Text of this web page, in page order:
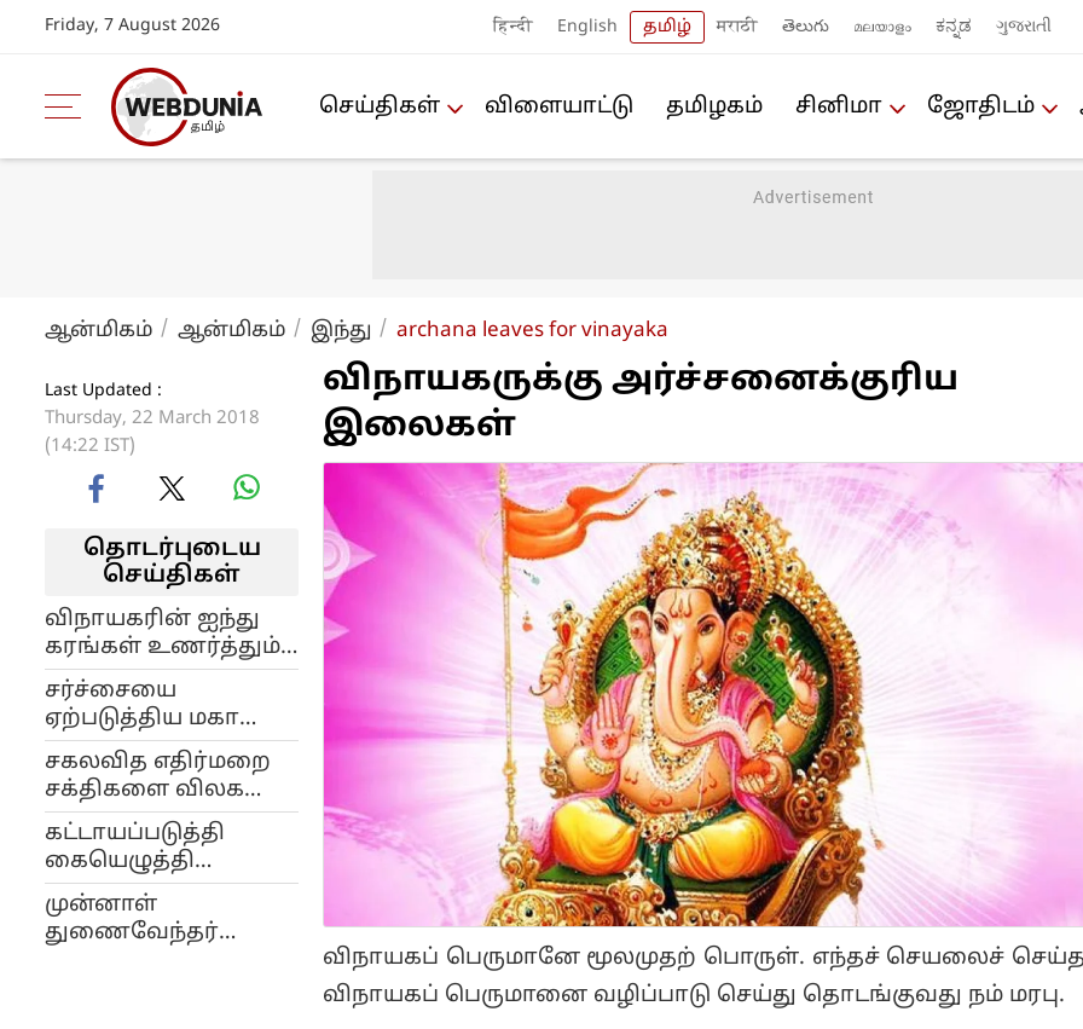
Friday, 7 August 2026 हिन्दी English தமிழ் मराठी తెలుగు മലയാളം ಕನ್ನಡ ગુજરાતી
செய்திகள் விளையா‌ட்டு த‌மிழக‌ம் சினிமா ஜோ‌திட‌ம்
ஆன்மிகம் ஆன்மிகம் இந்து archana leaves for vinayaka
Last Updated :
Thursday, 22 March 2018
(14:22 IST)
தொடர்புடைய
செய்திகள்
விநாயகரின் ஐந்து
கரங்கள் உணர்த்தும்
தத்துவம்!
சர்ச்சையை
ஏற்படுத்திய மகா
கணபதி பாடல்;
விளக்கம் கொடுத்த
சென்னை ஐஐடி
சகலவித எதிர்மறை
சக்திகளை விலக
செய்யும் எருக்கம்பூ...!
கட்டாயப்படுத்தி
கையெழுத்தி
வாங்கினார்கள்:
நீதிமன்றத்தில்
கணபதி திடுக்
முன்னாள்
துணைவேந்தர்
விநாயகருக்கு அர்ச்சனைக்குரிய
இலைகள்
விநாயகப் பெருமானே மூலமுதற் பொருள். எந்தச் செயலைச்
விநாயகப் பெருமானை வழிப்பாடு செய்து தொடங்குவது நம் மரபு.